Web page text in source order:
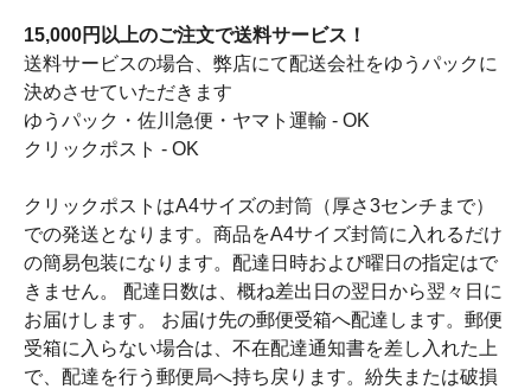
15,000円以上のご注文で送料サービス！
送料サービスの場合、弊店にて配送会社をゆうパックに
決めさせていただきます
ゆうパック・佐川急便・ヤマト運輸 - OK
クリックポスト - OK
クリックポストはA4サイズの封筒（厚さ3センチまで）
での発送となります。商品をA4サイズ封筒に入れるだけ
の簡易包装になります。配達日時および曜日の指定はで
きません。 配達日数は、概ね差出日の翌日から翌々日に
お届けします。 お届け先の郵便受箱へ配達します。郵便
受箱に入らない場合は、不在配達通知書を差し入れた上
で、配達を行う郵便局へ持ち戻ります。紛失または破損